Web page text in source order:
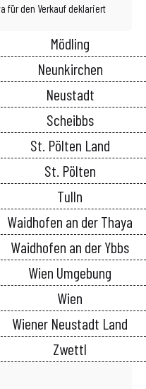
für den Verkauf deklariert
Mödling
Neunkirchen
Neustadt
Scheibbs
St. Pölten Land
St. Pölten
Tulln
Waidhofen an der Thaya
Waidhofen an der Ybbs
Wien Umgebung
Wien
Wiener Neustadt Land
Zwettl